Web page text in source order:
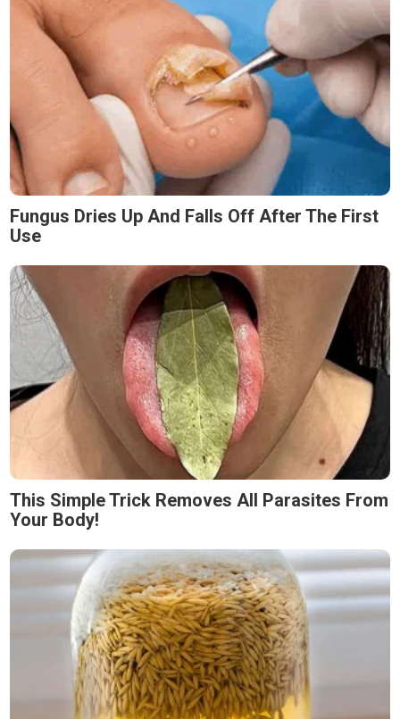
Fungus Dries Up And Falls Off After The First
Use
This Simple Trick Removes All Parasites From
Your Body!